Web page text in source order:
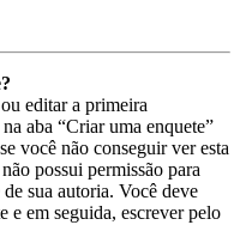
editar a primeira
aba “Criar uma enquete”
você não conseguir ver esta
possui permissão para
sua autoria. Você deve
e em seguida, escrever pelo